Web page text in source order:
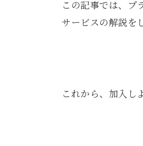
この記事では、プ
サービスの解説を
これから、加入し